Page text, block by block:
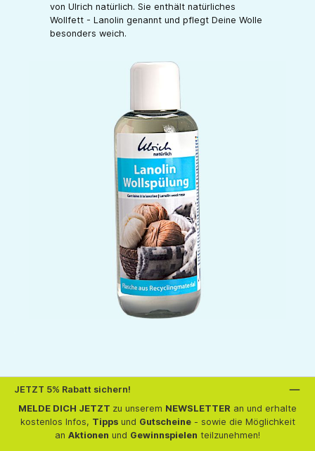
von Ulrich natürlich. Sie enthält natürliches
Wollfett - Lanolin genannt und pflegt Deine Wolle
besonders weich.
JETZT 5% Rabatt sichern!
MELDE DICH JETZT zu unserem NEWSLETTER an und erhalte
kostenlos Infos, Tippsund Gutscheine- sowie die Möglichkeit
an Aktionen und Gewinnspielen teilzunehmen!